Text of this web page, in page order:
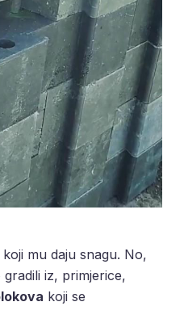
mu daju snagu. No,
iz, primjerice,
koji se